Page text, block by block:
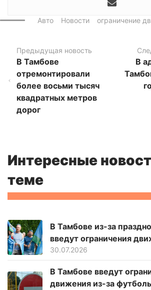
Авто Новости ограничение
Предыдущая новость
В Тамбове
отремонтировали
более восьми тысяч
квадратных метров
дорог
В
Интересные
теме
В Тамбове из-за
введут ограничения
30.07.2026
В Тамбове введут
движения из-за